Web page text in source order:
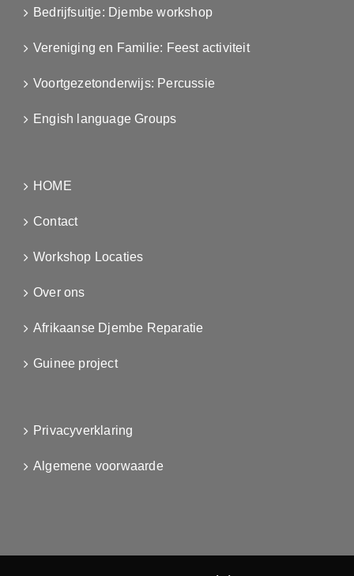
Bedrijfsuitje: Djembe workshop
Vereniging en Familie: Feest activiteit
Voortgezetonderwijs: Percussie
Engish language Groups
HOME
Contact
Workshop Locaties
Over ons
Afrikaanse Djembe Reparatie
Guinee project
Privacyverklaring
Algemene voorwaarde